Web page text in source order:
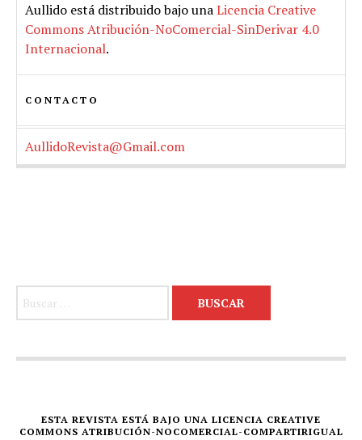
Aullido está distribuido bajo unaLicencia Creative
Commons Atribución-NoComercial-SinDerivar 4.0
Internacional.
CONTACTO
AullidoRevista@Gmail.com
ESTA REVISTA ESTÁ BAJO UNA LICENCIA CREATIVE
COMMONS ATRIBUCIÓN-NOCOMERCIAL-COMPARTIRIGUAL